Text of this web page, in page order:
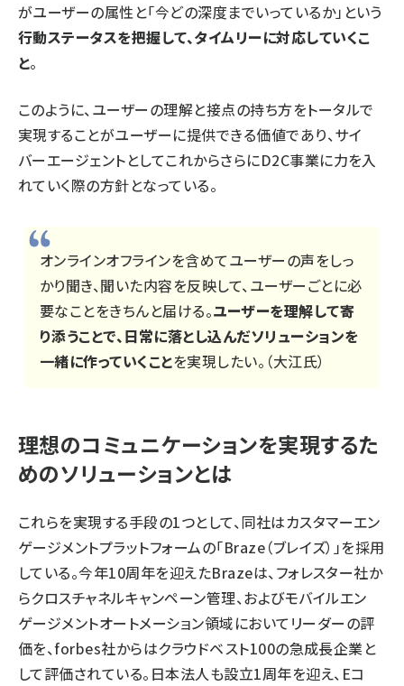
がユーザーの属性と「今どの深度までいっているか」という
行動ステータスを把握して、タイムリーに対応していくこ
と。
このように、ユーザーの理解と接点の持ち方をトータルで
実現することがユーザーに提供できる価値であり、サイ
バーエージェントとしてこれからさらにD2C事業に力を入
れていく際の方針となっている。
オンラインオフラインを含めてユーザーの声をしっ
かり聞き、聞いた内容を反映して、ユーザーごとに必
要なことをきちんと届ける。ユーザーを理解して寄
り添うことで、日常に落とし込んだソリューションを
一緒に作っていくことを実現したい。（大江氏）
理想のコミュニケーションを実現するた
めのソリューションとは
これらを実現する手段の1つとして、同社はカスタマーエン
ゲージメントプラットフォームの「Braze（ブレイズ）」を採用
している。今年10周年を迎えたBrazeは、フォレスター社か
らクロスチャネルキャンペーン管理、およびモバイルエン
ゲージメントオートメーション領域においてリーダーの評
価を、forbes社からはクラウドベスト100の急成長企業と
して評価されている。日本法人も設立1周年を迎え、Eコ